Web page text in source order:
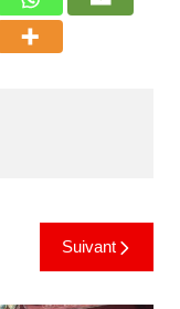
Suivant